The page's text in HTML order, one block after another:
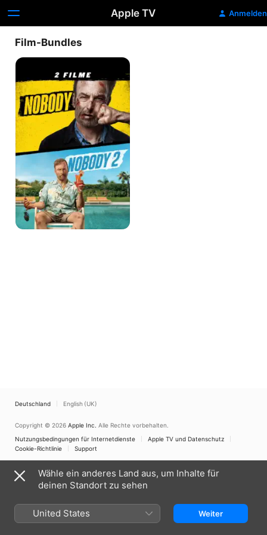
Apple TV Anmelden
Film-Bundles
Nobody
Filme
Deutschland English (UK)
Copyright © 2026 Apple Inc. Alle Rechte vorbehalten.
Nutzungsbedingungen für Internetdienste
Apple TV und Datenschutz
Cookie-Richtlinie
Support
Wähle ein anderes Land aus, um Inhalte für
deinen Standort zu sehen
United States Weiter